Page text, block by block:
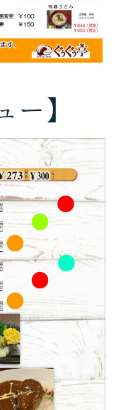
ー】